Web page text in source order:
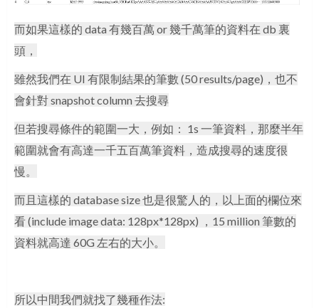
而如果這樣的 data 有幾百萬 or 幾千萬筆的資料在 db 裏
頭，
雖然我們在 UI 有限制結果的筆數 (50 results/page)，也不
會針對 snapshot column 去搜尋
但若搜尋條件的範圍一大，例如： 1s 一筆資料，那麼半年
範圍就會有高達一千五百萬筆資料，造成搜尋的速度很
慢。
而且這樣的 database size 也是很驚人的，以上面的欄位來
看 (include image data: 128px*128px) ，15 million 筆數的
資料就高達 60G 左右的大小。
所以中間我們就找了幾種作法: